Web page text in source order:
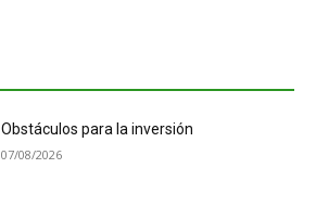
Obstáculos para la inversión
07/08/2026